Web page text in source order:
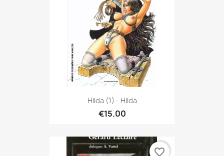
Hilda (1) - Hilda
€15.00
favorite_border